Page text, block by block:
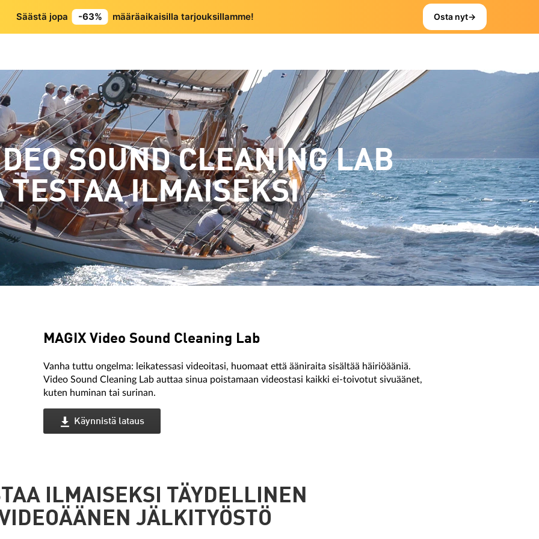
Säästä jopa -63% määräaikaisilla tarjouksillamme! Osta nyt→
SOUND CLEANING LAB
TESTAA ILMAISEKSI
MAGIX Video Sound Cleaning Lab
Vanha tuttu ongelma: leikatessasi videoitasi, huomaat että ääniraita sisältää häiriöääniä.
Video Sound Cleaning Lab auttaa sinua poistamaan videostasi kaikki ei-toivotut sivuäänet,
kuten huminan tai surinan.
Käynnistä lataus
ILMAISEKSI TÄYDELLINEN
JÄLKITYÖSTÖ